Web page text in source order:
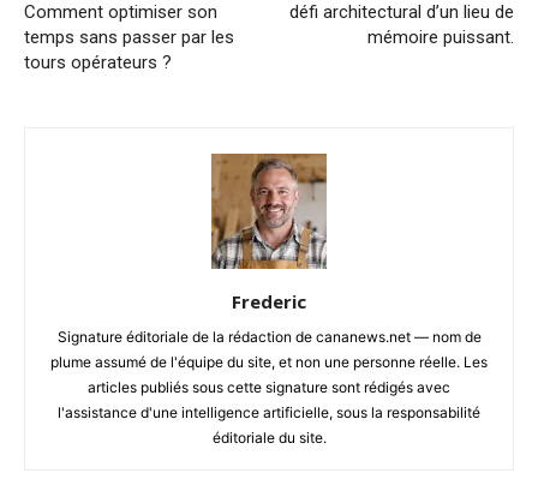
Comment optimiser son
temps sans passer par les
tours opérateurs ?
défi architectural d’un lieu de
mémoire puissant.
Frederic
Signature éditoriale de la rédaction de cananews.net — nom de
plume assumé de l'équipe du site, et non une personne réelle. Les
articles publiés sous cette signature sont rédigés avec
l'assistance d'une intelligence artificielle, sous la responsabilité
éditoriale du site.